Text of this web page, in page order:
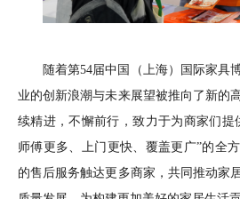
随着第54届中国（上海）国际家具
业的创新浪潮与未来展望被推向了新的
续精进，不懈前行 ，致力于为商家们提
师傅更多
上门更快 覆盖更广”的全
的售后服务触达更多商家， 共同推动家